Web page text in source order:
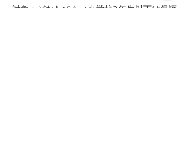
対象：どなたでも（小学校2年生以下は保護